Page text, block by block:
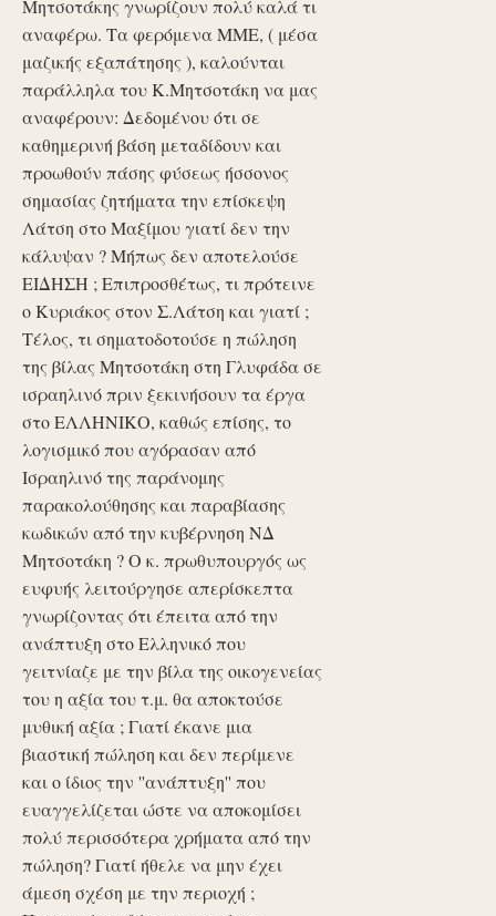
Μητσοτάκης γνωρίζουν πολύ καλά τι
αναφέρω. Τα φερόμενα ΜΜΕ, ( μέσα
μαζικής εξαπάτησης ), καλούνται
παράλληλα του Κ.Μητσοτάκη να μας
αναφέρουν: Δεδομένου ότι σε
καθημερινή βάση μεταδίδουν και
προωθούν πάσης φύσεως ήσσονος
σημασίας ζητήματα την επίσκεψη
Λάτση στο Μαξίμου γιατί δεν την
κάλυψαν ? Μήπως δεν αποτελούσε
ΕΙΔΗΣΗ ; Επιπροσθέτως, τι πρότεινε
ο Κυριάκος στον Σ.Λάτση και γιατί ;
Τέλος, τι σηματοδοτούσε η πώληση
της βίλας Μητσοτάκη στη Γλυφάδα σε
ισραηλινό πριν ξεκινήσουν τα έργα
στο ΕΛΛΗΝΙΚΟ, καθώς επίσης, το
λογισμικό που αγόρασαν από
Ισραηλινό της παράνομης
παρακολούθησης και παραβίασης
κωδικών από την κυβέρνηση ΝΔ
Μητσοτάκη ? Ο κ. πρωθυπουργός ως
ευφυής λειτούργησε απερίσκεπτα
γνωρίζοντας ότι έπειτα από την
ανάπτυξη στο Ελληνικό που
γειτνίαζε με την βίλα της οικογενείας
του η αξία του τ.μ. θα αποκτούσε
μυθική αξία ; Γιατί έκανε μια
βιαστική πώληση και δεν περίμενε
και ο ίδιος την ''ανάπτυξη'' που
ευαγγελίζεται ώστε να αποκομίσει
πολύ περισσότερα χρήματα από την
πώληση? Γιατί ήθελε να μην έχει
άμεση σχέση με την περιοχή ;